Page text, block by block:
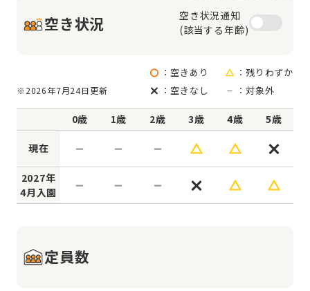
空き状況
空き状況通知
(該当する年齢)
※2026年7月24日更新
：空きあり
：残りわずか
：空きなし
：対象外
0歳 1歳 2歳 3歳 4歳 5歳
現在
2027年
4月入園
定員数